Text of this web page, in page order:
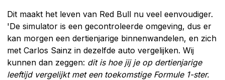
Dit maakt het leven van Red Bull nu veel eenvoudiger.
'De simulator is een gecontroleerde omgeving, dus er
kan morgen een dertienjarige binnenwandelen, en zich
met Carlos Sainz in dezelfde auto vergelijken. Wij
kunnen dan zeggen: dit is hoe jij je op dertienjarige
leeftijd vergelijkt met een toekomstige Formule 1-ster.